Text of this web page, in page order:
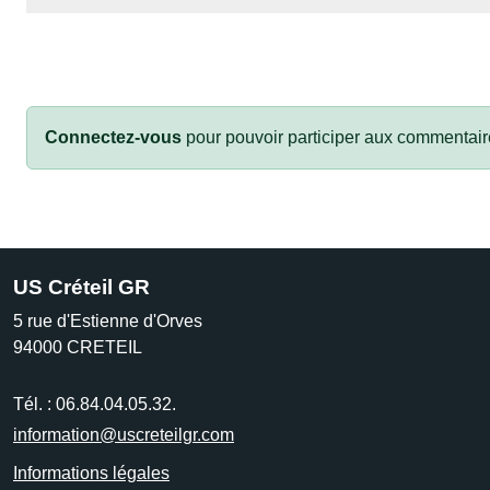
Connectez-vous pour pouvoir participer aux
US Créteil GR
5 rue d'Estienne d'Orves
94000 CRETEIL
Tél. : 06.84.04.05.32.
information@uscreteilgr.com
Informations légales